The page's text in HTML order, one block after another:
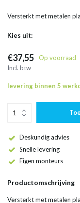
Versterkt met metalen
Kies uit:
€37,55
Op voorraad
Incl. btw
levering binnen 5
Deskundig advies
Snelle levering
Eigen monteurs
Productomschrijving
Versterkt met metalen